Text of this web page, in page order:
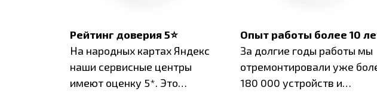
Рейтинг доверия 5⭐
На народных картах Яндекс
наши сервисные центры
имеют оценку 5*. Это
Опыт работы более 10
За долгие годы работы мы
отремонтировали уже
180 000 устройств и